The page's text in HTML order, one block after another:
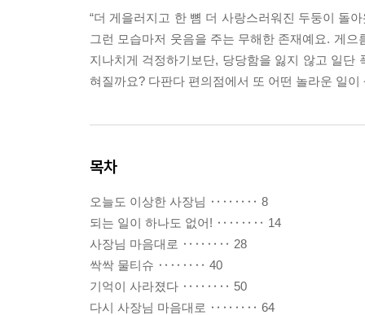
“더 게을러지고 한 뼘 더 사랑스러워진 두둥이 돌
그런 모습마저 웃음을 주는 무해한 존재예요. 게
지나치게 걱정하기보단, 당당함을 잃지 않고 일단
혀질까요? 다판다 편의점에서 또 어떤 놀라운 일
목차
오늘도 이상한 사장님 ‥‥‥‥ 8
되는 일이 하나도 없어! ‥‥‥‥ 14
사장님 마음대로 ‥‥‥‥ 28
싹싹 물티슈 ‥‥‥‥ 40
기억이 사라졌다 ‥‥‥‥ 50
다시 사장님 마음대로 ‥‥‥‥ 64